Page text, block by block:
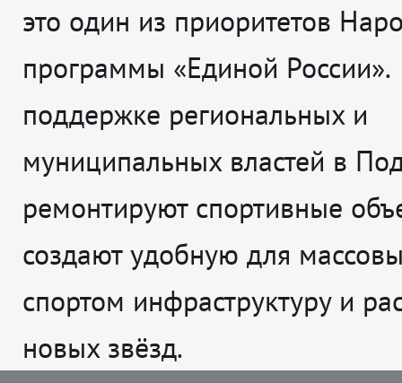
это один из приоритетов
программы «Единой России».
поддержке региональных и
муниципальных властей в
ремонтируют спортивные
создают удобную для
спортом инфраструктуру и
новых звёзд.